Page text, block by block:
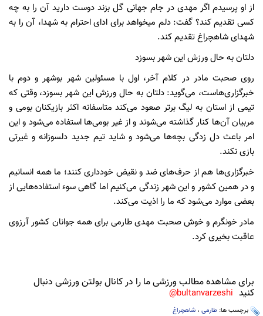
از او پرسیدم اگر مهدی در جام جهانی گل بزند دوست دارید آن را به چه
کسی تقدیم کند؟ گفت: دلم میخواهد برای ادای احترام به شهدا، آن را به
شهدای شاهچراغ تقدیم کند.
دلتان به حال ورزش این شهر بسوزد
روی صحبت مادر در کلام آخر، اول با مسئولین شهر بوشهر و دوم با
خبرگزاری‌هاست، می‌گوید: دلتان به حال ورزش این شهر بسوزد، وقتی که
تیمی از استان به لیگ برتر صعود می‌کند متاسفانه اکثر بازیکنان بومی و
مربیان آن‌ها کنار گذاشته می‌شوند و از غیر بومی‌ها استفاده می‌شود و این
امر باعث دل زدگی بچه‌ها می‌شود و شاید تیم جدید دلسوزانه و غیرتی
بازی نکند.
خبرگزاری‌ها هم از حرف‌های ضد و نقیض خودداری کنند؛ ما همه انسانیم
و در همین کشور و این شهر زندگی می‌کنیم اما گاهی سوء استفاده‌هایی از
بعضی موارد می‌شود که ما را اذیت می‌کند.
مادر خونگرم و خوش صحبت مهدی طارمی برای همه جوانان کشور آرزوی
عاقبت بخیری کرد.
برای مشاهده مطالب ورزشی ما را در کانال بولتن ورزشی دنبال
کنید bultanvarzeshi@
برچسب ها: طارمی ، شاهچراغ